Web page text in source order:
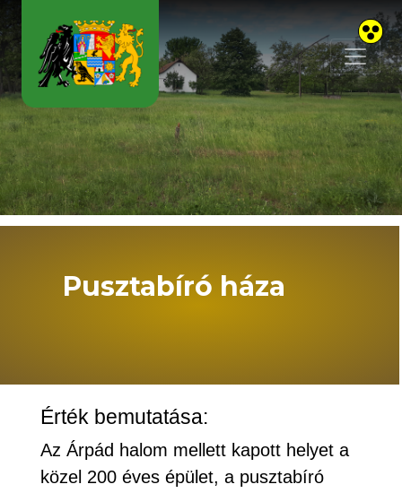
Skip to main content
Pusztabíró háza
Érték bemutatása:
Az Árpád halom mellett kapott helyet a
közel 200 éves épület, a pusztabíró